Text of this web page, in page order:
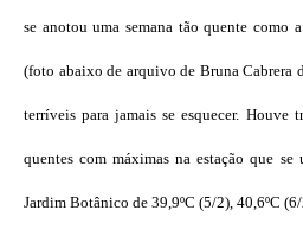
se anotou uma semana tão quente como
(foto abaixo de arquivo de Bruna Cabrera
terríveis para jamais se esquecer. Houve
quentes com máximas na estação que se
Jardim Botânico de 39,9ºC (5/2), 40,6ºC